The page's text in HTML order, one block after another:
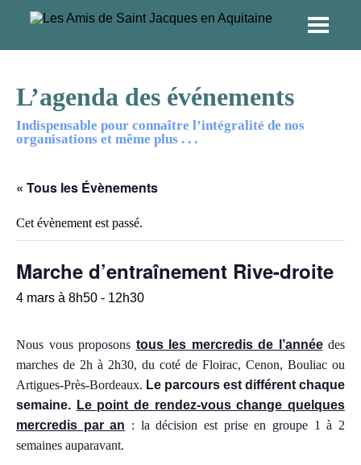
L’agenda des événements
Indispensable pour connaître l’intégralité de nos
organisations et même plus . . .
« Tous les Évènements
Cet évènement est passé.
Marche d’entraînement Rive-droite
4 mars à 8h50 - 12h30
Nous vous proposons tous les mercredis de l’annéedes
marches de 2h à 2h30, du coté de Floirac, Cenon, Bouliac ou
Artigues-Près-Bordeaux. Le parcours est différent chaque
semaine. Le point de rendez-vouschange quelques
mercredis par an : la décision est prise en groupe 1 à 2
semaines auparavant.